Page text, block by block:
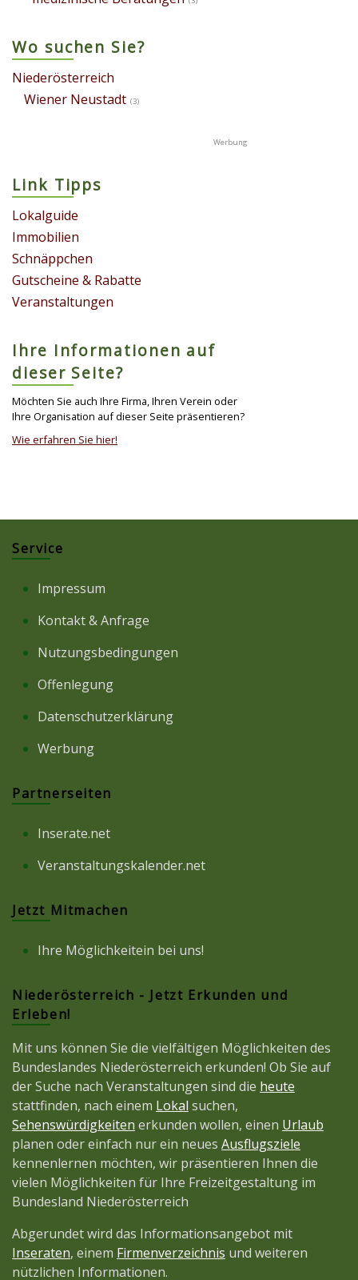
Wo suchen Sie?
Niederösterreich
Wiener Neustadt (3)
Link Tipps
Lokalguide
Immobilien
Schnäppchen
Gutscheine & Rabatte
Veranstaltungen
Ihre Informationen auf
dieser Seite?
Möchten Sie auch Ihre Firma, Ihren Verein oder
Ihre Organisation auf dieser Seite präsentieren?
Wie erfahren Sie hier!
Service
Impressum
Kontakt & Anfrage
Nutzungsbedingungen
Offenlegung
Datenschutzerklärung
Werbung
Partnerseiten
Inserate.net
Veranstaltungskalender.net
Jetzt Mitmachen
Ihre Möglichkeitein bei uns!
Niederösterreich - Jetzt Erkunden und
Erleben!
Mit uns können Sie die vielfältigen Möglichkeiten des
Bundeslandes Niederösterreich erkunden! Ob Sie auf
der Suche nach Veranstaltungen sind die heute
stattfinden, nach einem Lokal suchen,
Sehenswürdigkeiten erkunden wollen, einen Urlaub
planen oder einfach nur ein neues Ausflugsziele
kennenlernen möchten, wir präsentieren Ihnen die
vielen Möglichkeiten für Ihre Freizeitgestaltung im
Bundesland Niederösterreich
Abgerundet wird das Informationsangebot mit
Inseraten, einem Firmenverzeichnis und weiteren
nützlichen Informationen.